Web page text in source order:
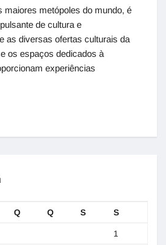
maiores metópoles do mundo, é
de cultura e
as diversas ofertas culturais da
os espaços dedicados à
experiências
Q Q S S
1